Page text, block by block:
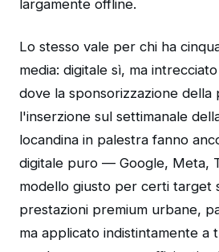
largamente offline.
Lo stesso vale per chi ha
media: digitale sì, ma
dove la sponsorizzazione della
l'inserzione sul settimanale
locandina in palestra fanno
digitale puro — Google, Meta,
modello giusto per certi target
prestazioni premium urbane,
ma applicato indistintamente a